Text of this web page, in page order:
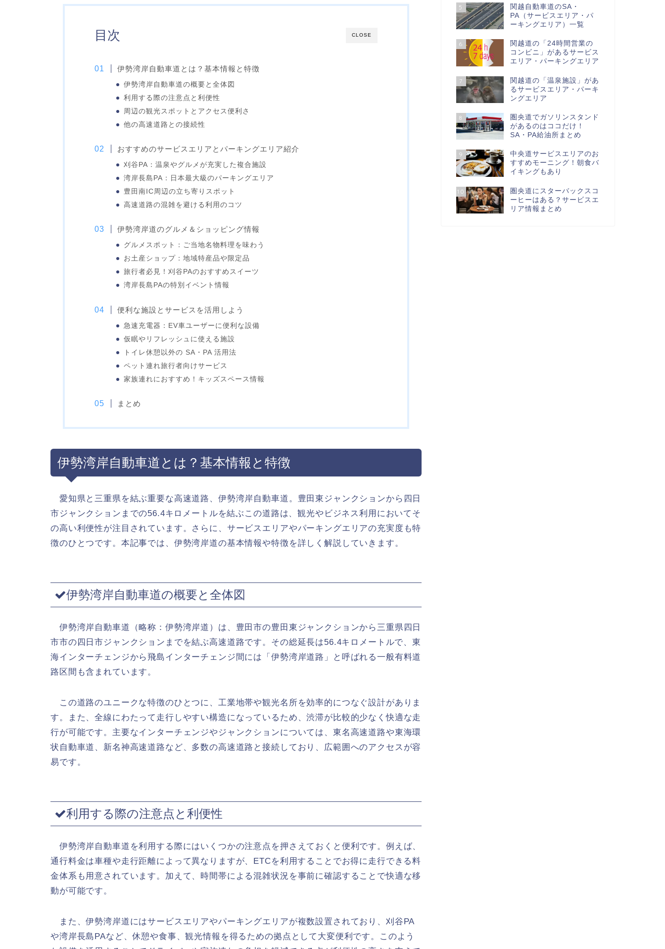
CLOSE
目次
伊勢湾岸自動車道とは？基本情報と特徴
伊勢湾岸自動車道の概要と全体図
利用する際の注意点と利便性
周辺の観光スポットとアクセス便利さ
他の高速道路との接続性
おすすめのサービスエリアとパーキングエリア紹介
刈谷PA：温泉やグルメが充実した複合施設
湾岸長島PA：日本最大級のパーキングエリア
豊田南IC周辺の立ち寄りスポット
高速道路の混雑を避ける利用のコツ
伊勢湾岸道のグルメ＆ショッピング情報
グルメスポット：ご当地名物料理を味わう
お土産ショップ：地域特産品や限定品
旅行者必見！刈谷PAのおすすめスイーツ
湾岸長島PAの特別イベント情報
便利な施設とサービスを活用しよう
急速充電器：EV車ユーザーに便利な設備
仮眠やリフレッシュに使える施設
トイレ休憩以外の SA・PA 活用法
ペット連れ旅行者向けサービス
家族連れにおすすめ！キッズスペース情報
まとめ
伊勢湾岸自動車道とは？基本情報と特徴
愛知県と三重県を結ぶ重要な高速道路、伊勢湾岸自動車道。豊田東ジャンクションから四日
市ジャンクションまでの56.4キロメートルを結ぶこの道路は、観光やビジネス利用においてそ
の高い利便性が注目されています。さらに、サービスエリアやパーキングエリアの充実度も特
徴のひとつです。本記事では、伊勢湾岸道の基本情報や特徴を詳しく解説していきます。
伊勢湾岸自動車道の概要と全体図
伊勢湾岸自動車道（略称：伊勢湾岸道）は、豊田市の豊田東ジャンクションから三重県四日
市市の四日市ジャンクションまでを結ぶ高速道路です。その総延長は56.4キロメートルで、東
海インターチェンジから飛島インターチェンジ間には「伊勢湾岸道路」と呼ばれる一般有料道
路区間も含まれています。
この道路のユニークな特徴のひとつに、工業地帯や観光名所を効率的につなぐ設計がありま
す。また、全線にわたって走行しやすい構造になっているため、渋滞が比較的少なく快適な走
行が可能です。主要なインターチェンジやジャンクションについては、東名高速道路や東海環
状自動車道、新名神高速道路など、多数の高速道路と接続しており、広範囲へのアクセスが容
易です。
利用する際の注意点と利便性
伊勢湾岸自動車道を利用する際にはいくつかの注意点を押さえておくと便利です。例えば、
通行料金は車種や走行距離によって異なりますが、ETCを利用することでお得に走行できる料
金体系も用意されています。加えて、時間帯による混雑状況を事前に確認することで快適な移
動が可能です。
また、伊勢湾岸道にはサービスエリアやパーキングエリアが複数設置されており、刈谷PA
や湾岸長島PAなど、休憩や食事、観光情報を得るための拠点として大変便利です。このよう
5
関越自動車道のSA・
PA（サービスエリア・パ
ーキングエリア）一覧
6
関越道の「24時間営業の
コンビニ」があるサービス
エリア・パーキングエリア
7
関越道の「温泉施設」があ
るサービスエリア・パーキ
ングエリア
8
圏央道でガソリンスタンド
があるのはココだけ！
SA・PA給油所まとめ
9
中央道サービスエリアのお
すすめモーニング！朝食バ
イキングもあり
10
圏央道にスターバックスコ
ーヒーはある？サービスエ
リア情報まとめ